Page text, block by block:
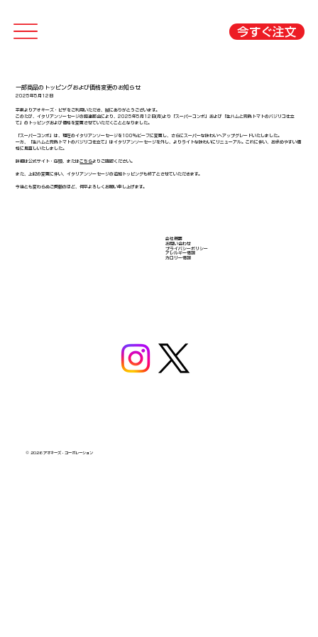
今すぐ注文
一部商品のトッピングおよび価格変更のお知らせ
2025年5月12日
平素よりアオキーズ・ピザをご利用いただき、誠にありがとうございます。
このたび、イタリアンソーセージの調達都合により、2025年5月12日(月)より「スーパーコンボ」および「生ハムと完熟トマトのバジリコ仕立
て」のトッピングおよび価格を変更させていただくこととなりました。
「スーパーコンボ」は、現在のイタリアンソーセージを100％ビーフに変更し、さらにスーパーな味わいへアップグレードいたしました。
一方、「生ハムと完熟トマトのバジリコ仕立て」はイタリアンソーセージを外し、よりライトな味わいにリニューアル。これに伴い、お求めやすい価
格に見直しいたしました。
詳細は公式サイト・店頭、またはこちらよりご確認ください。
また、上記の変更に伴い、イタリアンソーセージの追加トッピングも終了とさせていただきます。
今後とも変わらぬご愛顧のほど、何卒よろしくお願い申し上げます。
会社概要
​お問い合わせ
​プライバシーポリシー
アレルギー情報
​カロリー情報
© 2026 アオキーズ・コーポレーション